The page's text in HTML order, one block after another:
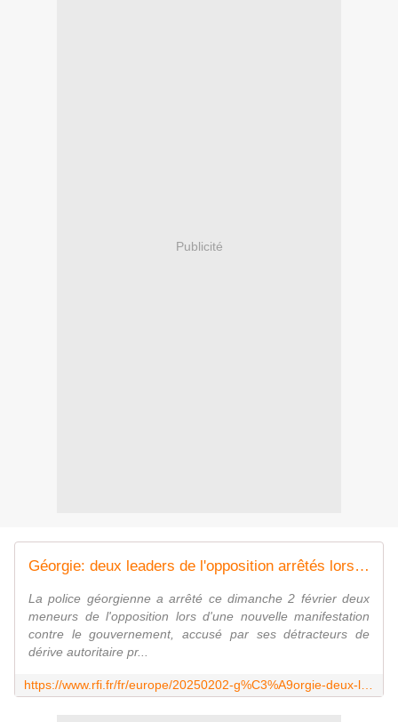
Publicité
Géorgie: deux leaders de l'opposition arrêtés lors d'une manifestation anti-gouvernementale
La police géorgienne a arrêté ce dimanche 2 février deux
meneurs de l'opposition lors d'une nouvelle manifestation
contre le gouvernement, accusé par ses détracteurs de
dérive autoritaire pr...